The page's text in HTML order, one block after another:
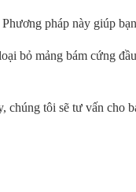
pháp này giúp
bỏ mảng bám cứng
tôi sẽ tư vấn cho